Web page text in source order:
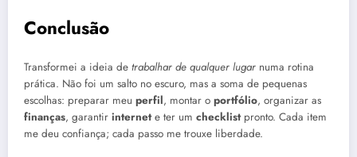
Conclusão
Transformei a ideia de trabalhar de qualquer lugar numa rotina
prática. Não foi um salto no escuro, mas a soma de pequenas
escolhas: preparar meu perfil, montar o portfólio, organizar as
finanças, garantir internete ter um checklistpronto. Cada item
me deu confiança; cada passo me trouxe liberdade.